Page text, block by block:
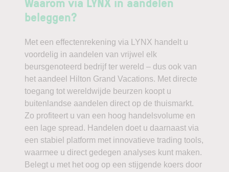
beleggen?
Met een effectenrekening via LYNX handelt u
voordelig in aandelen van vrijwel elk
beursgenoteerd bedrijf ter wereld – dus ook van
het aandeel Hilton Grand Vacations. Met directe
toegang tot wereldwijde beurzen koopt u
buitenlandse aandelen direct op de thuismarkt.
Zo profiteert u van een hoog handelsvolume en
een lage spread. Handelen doet u daarnaast via
een stabiel platform met innovatieve trading tools,
waarmee u direct gedegen analyses kunt maken.
Belegt u met het oog op een stijgende koers door